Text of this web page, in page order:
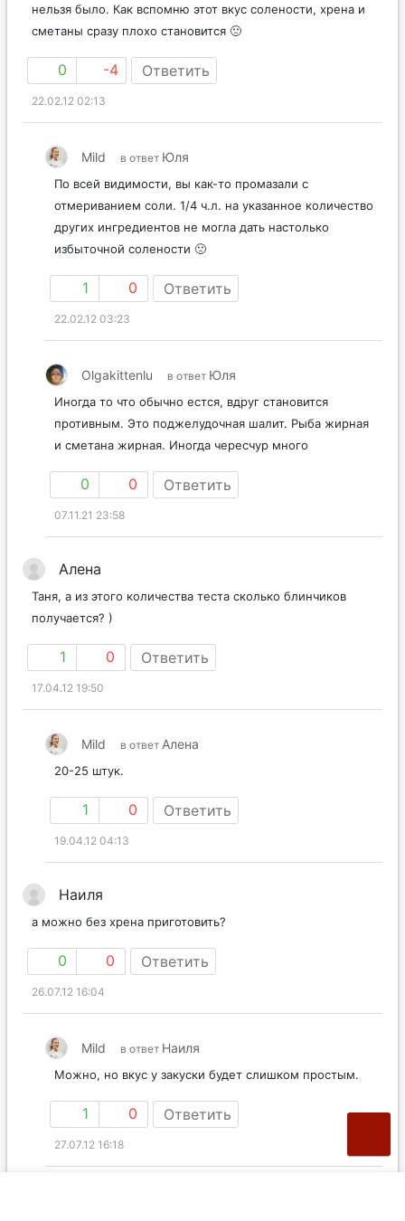
нельзя было. Как вспомню этот вкус солености, хрена и
сметаны сразу плохо становится 🙁
0 -4 Ответить
22.02.12 02:13
Mild в ответ Юля
По всей видимости, вы как-то промазали с
отмериванием соли. 1/4 ч.л. на указанное количество
других ингредиентов не могла дать настолько
избыточной солености 🙁
1 0 Ответить
22.02.12 03:23
Olgakittenlu в ответ Юля
Иногда то что обычно естся, вдруг становится
противным. Это поджелудочная шалит. Рыба жирная
и сметана жирная. Иногда чересчур много
0 0 Ответить
07.11.21 23:58
Алена
Таня, а из этого количества теста сколько блинчиков
получается? )
1 0 Ответить
17.04.12 19:50
Mild в ответ Алена
20-25 штук.
1 0 Ответить
19.04.12 04:13
Наиля
а можно без хрена приготовить?
0 0 Ответить
26.07.12 16:04
Mild в ответ Наиля
Можно, но вкус у закуски будет слишком простым.
1 0 Ответить
27.07.12 16:18